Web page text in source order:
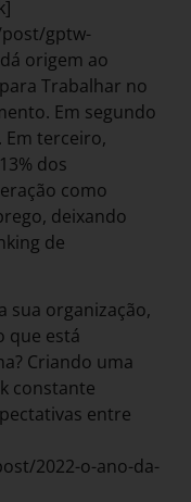
gptw-
origem ao
Trabalhar no
Em segundo
Em terceiro,
dos
como
deixando
de
sua organização,
que está
Criando uma
constante
entre
2022-o-ano-da-